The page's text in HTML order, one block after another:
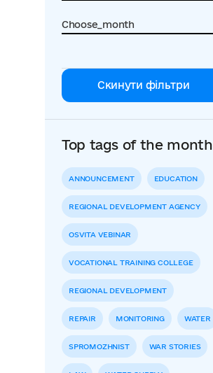
Choose_month
Скинути фільтри
Top tags of the month
ANNOUNCEMENT EDUCATION
REGIONAL DEVELOPMENT AGENCY
OSVITA VEBINAR
VOCATIONAL TRAINING COLLEGE
REGIONAL DEVELOPMENT
REPAIR MONITORING WATER
SPROMOZHNIST WAR STORIES